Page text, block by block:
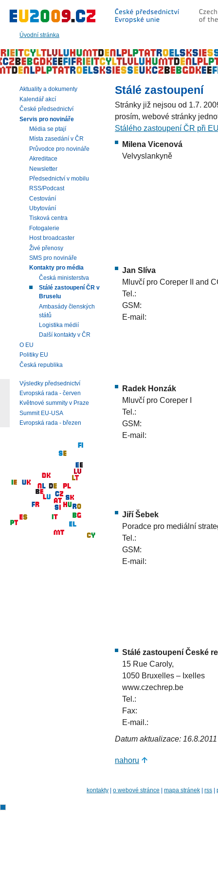
Úvodní stránka
hlavní
|
navigaci
|
vyhledávání
Stálé zastoupení
Stránky již nejsou od 1.7.
prosím, webové stránky
Stálého zastoupení ČR při
Milena Vicenová
Velvyslankyně
Jan Slíva
Mluvčí pro Coreper II and
Tel.:
GSM:
E-mail:
Radek Honzák
Mluvčí pro Coreper I
Tel.:
GSM:
E-mail:
Jiří Šebek
Poradce pro mediální
Tel.:
GSM:
E-mail:
Stálé zastoupení České
15 Rue Caroly,
1050 Bruxelles – Ixelles
www.czechrep.be
Tel.:
Fax:
E-mail.:
Datum aktualizace:
nahoru
Aktuality a dokumenty
Kalendář akcí
České předsednictví
Servis pro novináře
Média se ptají
Místa zasedání v ČR
Průvodce pro novináře
Akreditace
Newsletter
Předsednictví v mobilu
RSS/Podcast
Cestování
Ubytování
Tisková centra
Fotogalerie
Host broadcaster
Živé přenosy
SMS pro novináře
Kontakty pro média
Česká ministerstva
Stálé zastoupení ČR v
Bruselu
Ambasády členských
států
Logistika médií
Další kontakty v ČR
O EU
Politiky EU
Česká republika
Výsledky předsednictví
Evropská rada - červen
Květnové summity v Praze
Summit EU-USA
Evropská rada - březen
kontakty | o webové stránce | mapa stránek | rss |